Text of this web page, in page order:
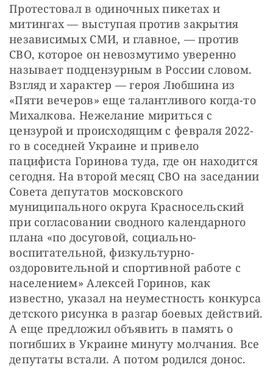
Протестовал в одиночных пикетах и
митингах — выступая против закрытия
независимых СМИ, и главное, — против
СВО, которое он невозмутимо уверенно
называет подцензурным в России словом.
Взгляд и характер — героя Любшина из
«Пяти вечеров» еще талантливого когда-то
Михалкова. Нежелание мириться с
цензурой и происходящим с февраля 2022-
го в соседней Украине и привело
пацифиста Горинова туда, где он находится
сегодня. На второй месяц СВО на заседании
Совета депутатов московского
муниципального округа Красносельский
при согласовании сводного календарного
плана «по досуговой, социально-
воспитательной, физкультурно-
оздоровительной и спортивной работе с
населением» Алексей Горинов, как
известно, указал на неуместность конкурса
детского рисунка в разгар боевых действий.
А еще предложил объявить в память о
погибших в Украине минуту молчания. Все
депутаты встали. А потом родился донос.